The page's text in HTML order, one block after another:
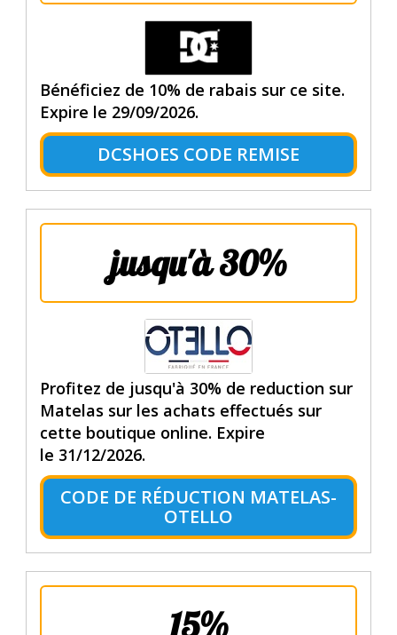
Bénéficiez de 10% de rabais sur ce site.
Expire le 29/09/2026.
DCSHOES CODE REMISE
jusqu'à 30%
Profitez de jusqu'à 30% de reduction sur
Matelas sur les achats effectués sur
cette boutique online. Expire
le 31/12/2026.
CODE DE RÉDUCTION MATELAS-
OTELLO
15%